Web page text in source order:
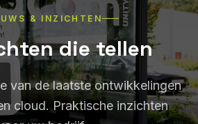
& INZICHTEN
die tellen
van de laatste ontwikkelingen
cloud. Praktische inzichten